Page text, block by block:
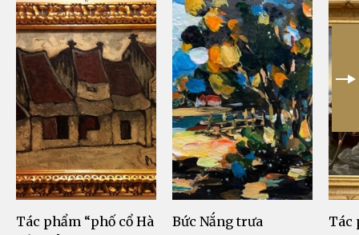
Tác phẩm “phố cổ Hà
Bức Nắng trưa
Tác